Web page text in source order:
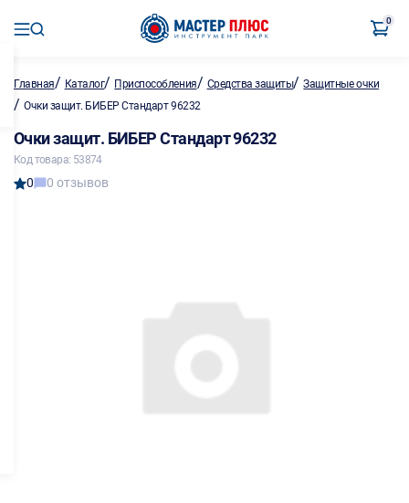
0
Главная/ Каталог/ Приспособления/ Средства защиты/Защитные очки
/ Очки защит. БИБЕР Стандарт 96232
Очки защит. БИБЕР Стандарт 96232
Код товара: 53874
0 0 отзывов